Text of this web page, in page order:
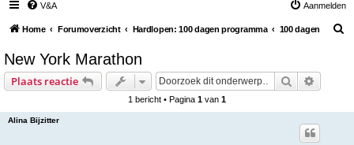
V&A Aanmelden
Home Forumoverzicht Hardlopen: 100 dagen programma 100 dagen
New York Marathon
Plaats reactie Zoek
1 bericht • Pagina 1 van 1
Alina Bijzitter